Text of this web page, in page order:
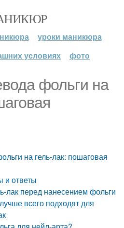
уроки маникюра
условиях
фото
фольги на
на гель-лак: пошаговая
и ответы
лак перед нанесением фольги
всего подходят для